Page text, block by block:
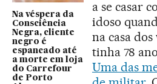
Na véspera da
Consciência
Negra, cliente
negro é
espancado até
a morte em loja
do Carrefour
de Porto
a se casar
idoso
na casa
tinha 78
Uma das